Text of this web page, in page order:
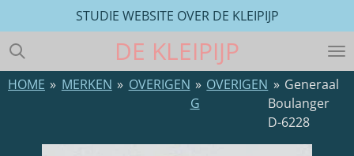
direct
naar
de
hoofdinhoud
DE KLEIPIJP
STUDIE WEBSITE OVER DE KLEIPIJP
HOME » MERKEN » OVERIGEN » OVERIGEN
G
» Generaal
Boulanger
D-6228